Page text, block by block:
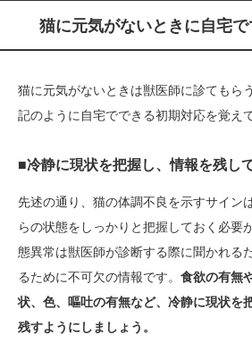
猫に元気がないときに自宅
猫に元気がないときは獣医師に診てもら
記のように自宅でできる初期対応を覚え
■冷静に現状を把握し、情報を残し
先述の通り、猫の体調不良を示すサイン
らの状態をしっかりと把握しておく必要
態異常は獣医師が診断する際に聞かれる
るために不可欠の情報です。 食欲の有無
状、色、嘔吐の有無など、冷静に現状を
残すようにしましょう。